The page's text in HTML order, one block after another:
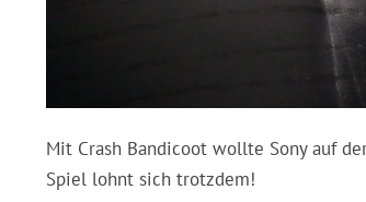
Mit Crash Bandicoot wollte Sony auf
Spiel lohnt sich trotzdem!